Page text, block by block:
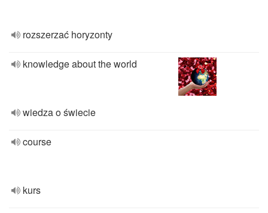
rozszerzać horyzonty
knowledge about the world
wiedza o świecie
course
kurs